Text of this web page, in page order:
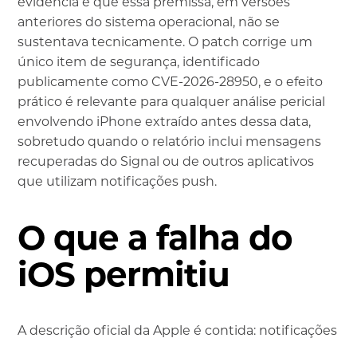
anteriores do sistema operacional, não se
sustentava tecnicamente. O patch corrige um
único item de segurança, identificado
publicamente como CVE-2026-28950, e o efeito
prático é relevante para qualquer análise pericial
envolvendo iPhone extraído antes dessa data,
sobretudo quando o relatório inclui mensagens
recuperadas do Signal ou de outros aplicativos
que utilizam notificações push.
O que a falha do
iOS permitiu
A descrição oficial da Apple é contida: notificações